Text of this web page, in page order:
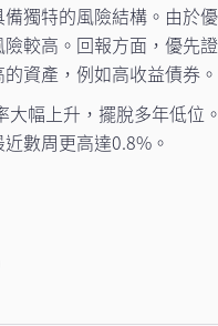
獨特的風險結構。由於
較高。回報方面，優先
資產，例如高收益債券。
幅上升，擺脫多年低位
數周更高達0.8%。